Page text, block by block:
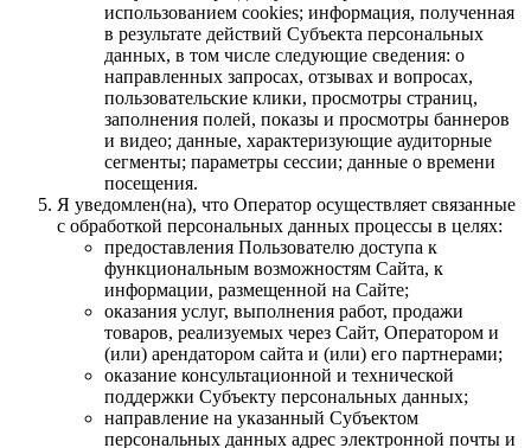
использованием cookies; информация, полученная
в результате действий Субъекта персональных
данных, в том числе следующие сведения: о
направленных запросах, отзывах и вопросах,
пользовательские клики, просмотры страниц,
заполнения полей, показы и просмотры баннеров
и видео; данные, характеризующие аудиторные
сегменты; параметры сессии; данные о времени
посещения.
Я уведомлен(на), что Оператор осуществляет связанные
с обработкой персональных данных процессы в целях:
предоставления Пользователю доступа к
функциональным возможностям Сайта, к
информации, размещенной на Сайте;
оказания услуг, выполнения работ, продажи
товаров, реализуемых через Сайт, Оператором и
(или) арендатором сайта и (или) его партнерами;
оказание консультационной и технической
поддержки Субъекту персональных данных;
направление на указанный Субъектом
персональных данных адрес электронной почты и